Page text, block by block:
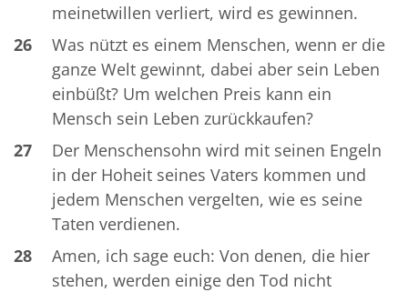
meinetwillen verliert, wird es gewinnen.
26
Was nützt es einem Menschen, wenn er die
ganze Welt gewinnt, dabei aber sein Leben
einbüßt? Um welchen Preis kann ein
Mensch sein Leben zurückkaufen?
27
Der Menschensohn wird mit seinen Engeln
in der Hoheit seines Vaters kommen und
jedem Menschen vergelten, wie es seine
Taten verdienen.
28
Amen, ich sage euch: Von denen, die hier
stehen, werden einige den Tod nicht